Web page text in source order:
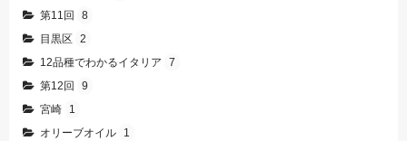
第11回
8
目黒区
2
12品種でわかるイタリア
7
第12回
9
宮崎
1
オリーブオイル
1